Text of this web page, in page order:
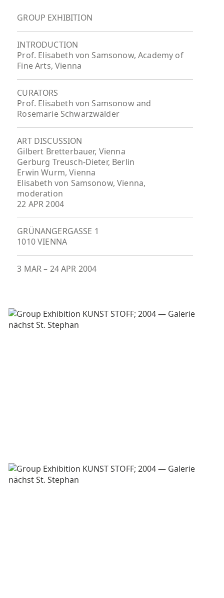
GROUP EXHIBITION
INTRODUCTION
Prof. Elisabeth von Samsonow, Academy of
Fine Arts, Vienna
CURATORS
Prof. Elisabeth von Samsonow and
Rosemarie Schwarzwälder
ART DISCUSSION
Gilbert Bretterbauer, Vienna
Gerburg Treusch-Dieter, Berlin
Erwin Wurm, Vienna
Elisabeth von Samsonow, Vienna,
moderation
22 APR 2004
GRÜNANGERGASSE 1
1010 VIENNA
3 MAR– 24 APR 2004